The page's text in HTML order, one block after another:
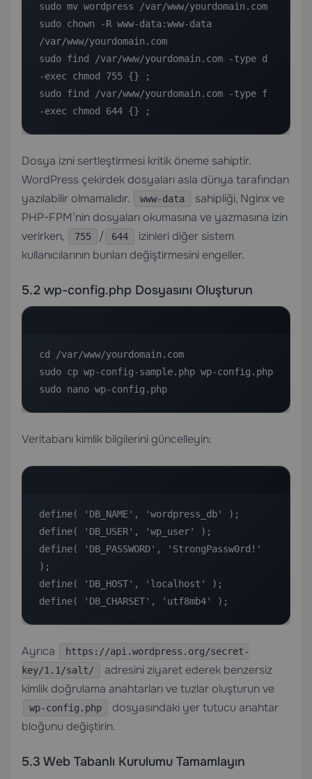
sudo mv wordpress /var/www/yourdomain.com
sudo chown -R www-data:www-data
/var/www/yourdomain.com
sudo find /var/www/yourdomain.com -type d
-exec chmod 755 {} ;
sudo find /var/www/yourdomain.com -type f
-exec chmod 644 {} ;
Dosya izni sertleştirmesi kritik öneme sahiptir.
WordPress çekirdek dosyaları asla dünya tarafından
yazılabilir olmamalıdır.
www-data
sahipliği, Nginx ve
PHP-FPM’nin dosyaları okumasına ve yazmasına izin
verirken,
755 / 644
izinleri diğer sistem
kullanıcılarının bunları değiştirmesini engeller.
5.2 wp-config.php Dosyasını Oluşturun
cd /var/www/yourdomain.com
sudo cp wp-config-sample.php wp-config.php
sudo nano wp-config.php
Veritabanı kimlik bilgilerini güncelleyin:
define( 'DB_NAME', 'wordpress_db' );
define( 'DB_USER', 'wp_user' );
define( 'DB_PASSWORD', 'StrongPassw0rd!'
);
define( 'DB_HOST', 'localhost' );
define( 'DB_CHARSET', 'utf8mb4' );
Ayrıca
https://api.wordpress.org/secret-
key/1.1/salt/
adresini ziyaret ederek benzersiz
kimlik doğrulama anahtarları ve tuzlar oluşturun ve
wp-config.php
dosyasındaki yer tutucu anahtar
bloğunu değiştirin.
5.3 Web Tabanlı Kurulumu Tamamlayın